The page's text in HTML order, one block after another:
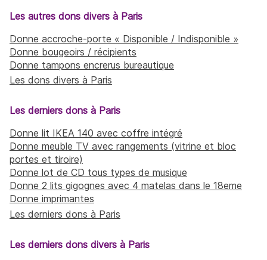
Les autres dons divers à Paris
Donne accroche-porte « Disponible / Indisponible »
Donne bougeoirs / récipients
Donne tampons encrerus bureautique
Les dons divers à Paris
Les derniers dons à Paris
Donne lit IKEA 140 avec coffre intégré
Donne meuble TV avec rangements (vitrine et bloc
portes et tiroire)
Donne lot de CD tous types de musique
Donne 2 lits gigognes avec 4 matelas dans le 18eme
Donne imprimantes
Les derniers dons à Paris
Les derniers dons divers à Paris